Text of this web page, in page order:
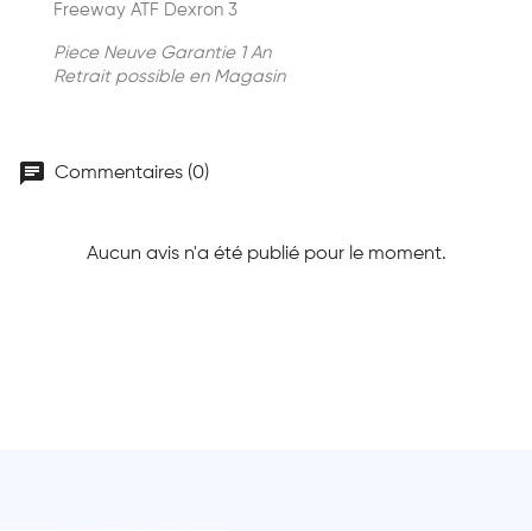
Freeway ATF Dexron 3
Piece Neuve Garantie 1 An
Retrait possible en Magasin
chat Commentaires (0)
Aucun avis n'a été publié pour le moment.